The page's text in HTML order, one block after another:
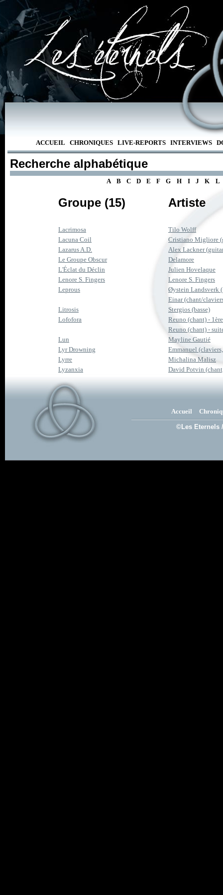
ACCUEIL CHRONIQUES LIVE-REPORTS INTERVIEWS
Recherche alphabétique
A B C D E F G H I J K L
Groupe (15) Artiste
Lacrimosa
Tilo Wolff
Lacuna Coil
Cristiano Migliore
Lazarus A.D.
Alex Lackner
Le Groupe Obscur
Delamore
L'Éclat du Déclin
Julien Hovelaque
Lenore S. Fingers
Lenore S. Fingers
Leprous
Øystein Landsverk
Einar (chant/
Litrosis
Stergios (basse)
Lofofora
Reuno (chant) -
Reuno (chant) -
Lun
Mayline Gautié
Lyr Drowning
Emmanuel
Lyrre
Michalina Malisz
Lyzanxia
David Potvin
Accueil
©Les Eternels